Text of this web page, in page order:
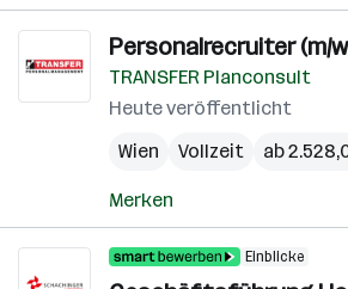
Personalrecruiter (m/
TRANSFER Planconsult
Heute veröffentlicht
Wien
Vollzeit ab
Merken
Einblicke